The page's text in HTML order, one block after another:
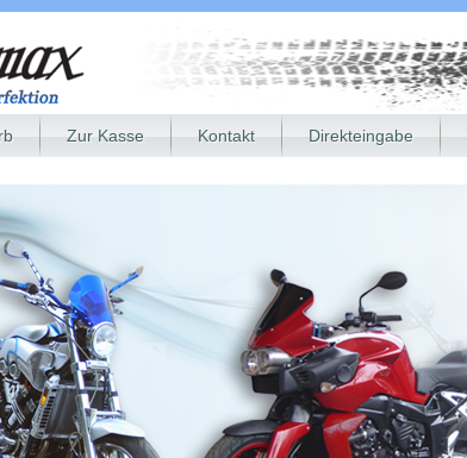
Zur Kasse Kontakt Direkteingabe